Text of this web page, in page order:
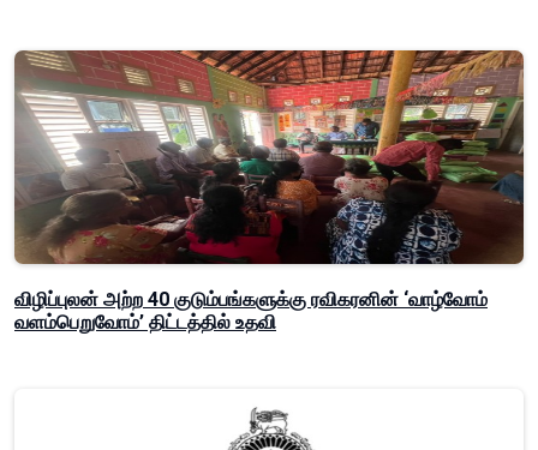
விழிப்புலன் அற்ற 40 குடும்பங்களுக்கு ரவிகரனின் ‘வாழ்வோம்
வளம்பெறுவோம்’ திட்டத்தில் உதவி